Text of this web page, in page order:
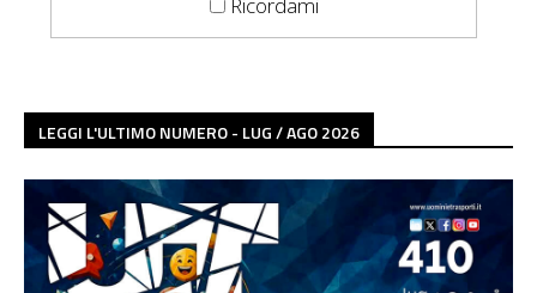
Ricordami
LEGGI L'ULTIMO NUMERO - LUG / AGO 2026